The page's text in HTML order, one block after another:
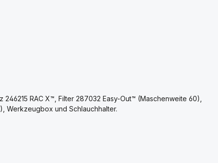
RAC X™, Filter 287032 Easy-Out™ (Maschenweite 60),
Werkzeugbox und Schlauchhalter.